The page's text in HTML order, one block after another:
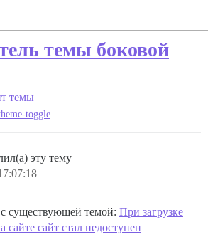
темы боковой
темы
toggle
эту тему
существующей темой: При загрузке
сайте сайт стал недоступен